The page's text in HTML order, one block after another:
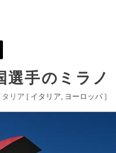
選手のミラ
リア [ イタリア ヨーロッパ ]